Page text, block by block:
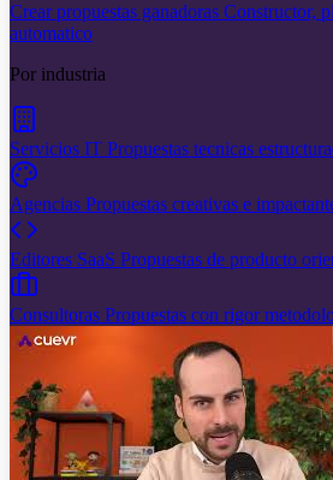
Crear propuestas ganadoras Constructor,
automatico
Por industria
Servicios IT Propuestas tecnicas
Agencias Propuestas creativas e
Editores SaaS Propuestas de producto
Consultoras Propuestas con rigor